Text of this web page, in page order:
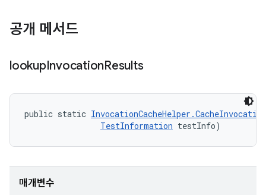
공개 메서드
lookupInvocationResults
public static
TestInformation testInfo)
매개변수